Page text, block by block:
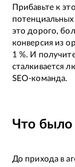
Прибавьте к
это дорого,
конверсия из
1 %. И
сталкивается
SEO-команда.
Что было
До прихода в